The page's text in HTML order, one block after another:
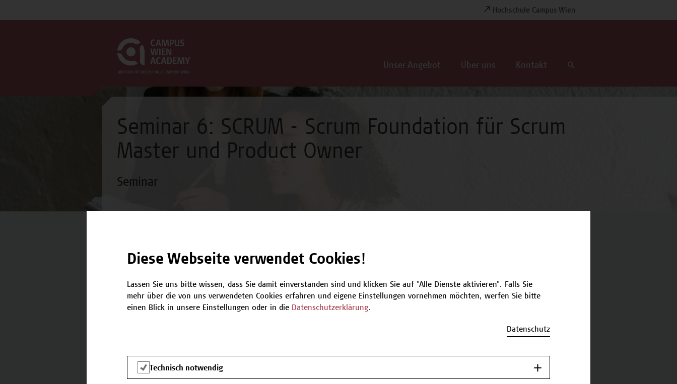
Hochschule Campus Wien
Unser Angebot Über uns Kontakt
Seminar 6: SCRUM - Scrum Foundation für Scrum
Master und Product Owner
Seminar
Kontakt
E-Mail:academy[at]hcw.ac.at
Tel.: +43 1 606 6877-8800
Termine und Anmeldung
Zurück zum Micro-Credential
Diese Webseite verwendet Cookies!
Lassen Sie uns bitte wissen, dass Sie damit einverstanden sind und klicken Sie auf "Alle Dienste aktivieren". Falls Sie
mehr über die von uns verwendeten Cookies erfahren und eigene Einstellungen vornehmen möchten, werfen Sie bitte
einen Blick in unsere Einstellungen oder in die Datenschutzerklärung.
Datenschutz
Technisch notwendig